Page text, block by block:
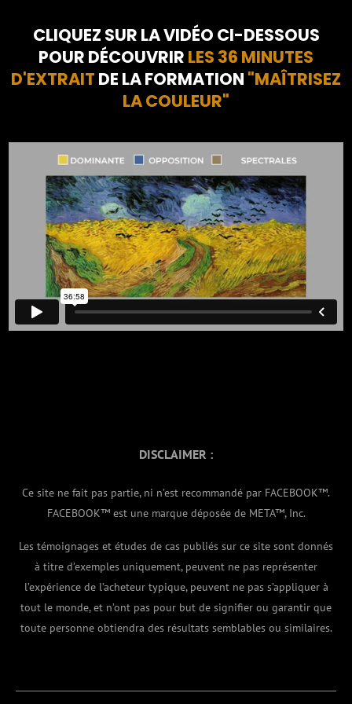
CLIQUEZ SUR LA VIDÉO CI-DESSOUS
POUR DÉCOUVRIR LES 36 MINUTES
D'EXTRAIT DE LA FORMATION "MAÎTRISEZ
LA COULEUR"
DISCLAIMER :
Ce site ne fait pas partie, ni n’est recommandé par FACEBOOK™.
FACEBOOK™ est une marque déposée de META™, Inc.
Les témoignages et études de cas publiés sur ce site sont donnés
à titre d’exemples uniquement, peuvent ne pas représenter
l’expérience de l’acheteur typique, peuvent ne pas s’appliquer à
tout le monde, et n’ont pas pour but de signifier ou garantir que
toute personne obtiendra des résultats semblables ou similaires.